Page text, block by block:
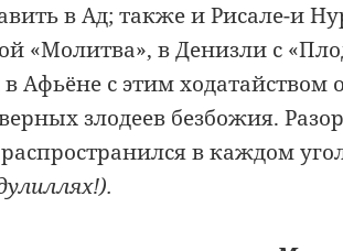
вАд; также и Рисале-и
«Молитва», в Денизли с
Афьёне с этим ходатайством
злодеев безбожия.
распространился в каждом